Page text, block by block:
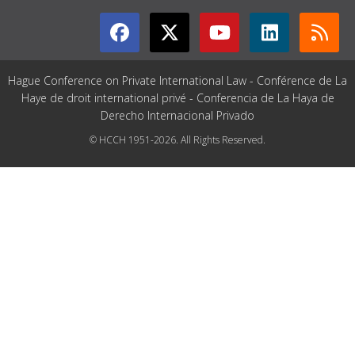
Hague Conference on Private International Law - Conférence de La
Haye de droit international privé - Conferencia de La Haya de
Derecho Internacional Privado
© HCCH 1951-2026. All Rights Reserved.